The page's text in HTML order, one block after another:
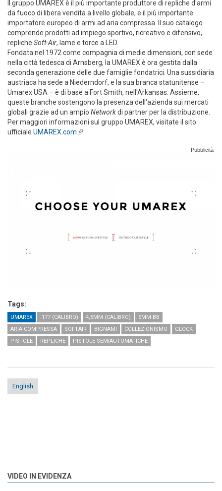
Il gruppo UMAREX è il più importante produttore di repliche d'armi
da fuoco di libera vendita a livello globale, e il più importante
importatore europeo di armi ad aria compressa. Il suo catalogo
comprende prodotti ad impiego sportivo, ricreativo e difensivo,
repliche Soft-Air, lame e torce a LED.
Fondata nel 1972 come compagnia di medie dimensioni, con sede
nella città tedesca di Arnsberg, la UMAREX è ora gestita dalla
seconda generazione delle due famiglie fondatrici. Una sussidiaria
austriaca ha sede a Niederndorf, e la sua branca statunitense –
Umarex USA – è di base a Fort Smith, nell'Arkansas. Assieme,
queste branche sostengono la presenza dell'azienda sui mercati
globali grazie ad un ampio Networkdi partner per la distribuzione.
Per maggiori informazioni sul gruppo UMAREX, visitate il sito
ufficiale UMAREX.com(link is external)
Pubblicità
Tags:
UMAREX .177 (CALIBRO) 4,5MM (CALIBRO)
6MM BB
ARIA COMPRESSA
SOFTAIR BIGNAMI COLLEZIONISMO
GLOCK
PISTOLE
REPLICHE PISTOLE SEMIAUTOMATICHE
English
VIDEO IN EVIDENZA